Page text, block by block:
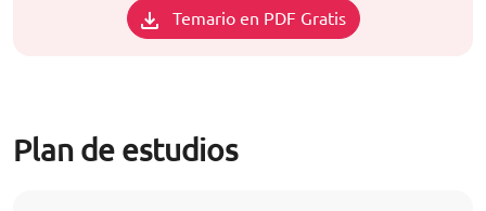
Temario en PDF Gratis
Plan de estudios